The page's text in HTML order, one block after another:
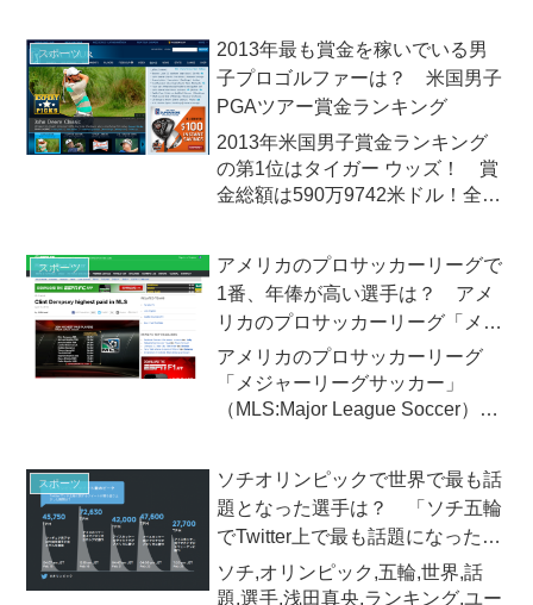
スポーツ
2013年最も賞金を稼いでいる男
子プロゴルファーは？ 米国男子
PGAツアー賞金ランキング
2013年米国男子賞金ランキング
の第1位はタイガー ウッズ！ 賞
金総額は590万9742米ドル！全米
Association of America）が先...
スポーツ
アメリカのプロサッカーリーグで
1番、年俸が高い選手は？ アメ
リカのプロサッカーリーグ「メジ
ャーリーグサッカー」年俸ランキ
ング
アメリカのプロサッカーリーグ
「メジャーリーグサッカー」
（MLS:Major League Soccer）の
はシアトル・サウンダーズ所属の
アメリカ代表MFクリント・デン
プシー選手で、669万5189ドル
（約6.8億円）！
スポーツ
ソチオリンピックで世界で最も話
題となった選手は？ 「ソチ五輪
でTwitter上で最も話題になった選
手」ランキング
ソチ,オリンピック,五輪,世界,話
題,選手,浅田真央,ランキング,ユー